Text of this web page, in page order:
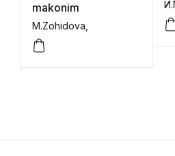
makonim
M.Zohidova,
I